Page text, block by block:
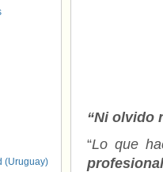
“Ni olvido
“Lo que
(Uruguay)